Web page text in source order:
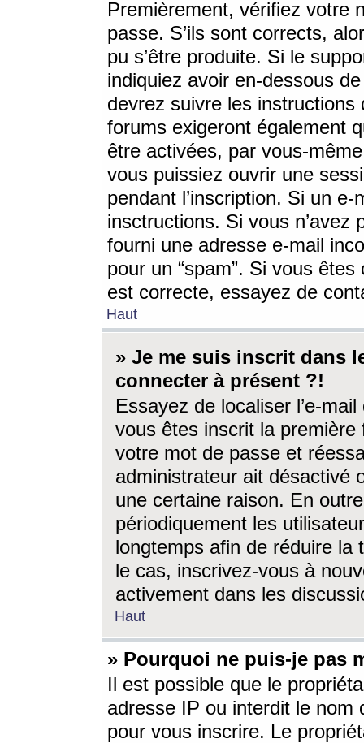
Premièrement, vérifiez votre
passe. S’ils sont corrects,
pu s’être produite. Si le
indiquiez avoir en-dessous
devrez suivre les
forums exigeront également
être activées, par vous-
vous puissiez ouvrir une
pendant l’inscription. Si un
insctructions. Si vous n’avez
fourni une adresse e-mail
pour un “spam”. Si vous
est correcte, essayez de
Haut
» Je me suis inscrit dans
connecter à présent ?!
Essayez de localiser l’e-
vous êtes inscrit la première
votre mot de passe et
administrateur ait désactivé
une certaine raison. En
périodiquement les
longtemps afin de réduire la
le cas, inscrivez-vous à
activement dans les
Haut
» Pourquoi ne puis-je pas
Il est possible que le
adresse IP ou interdit le nom
pour vous inscrire. Le